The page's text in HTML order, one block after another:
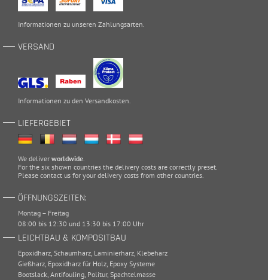
Informationen zu unseren Zahlungsarten.
VERSAND
Informationen zu den Versandkosten.
LIEFERGEBIET
We deliver worldwide.
For the six shown countries the delivery costs are correctly preset.
Please contact us for your delivery costs from other countries.
ÖFFNUNGSZEITEN:
Montag – Freitag
08:00 bis 12:30 und 13:30 bis 17:00 Uhr
LEICHTBAU & KOMPOSITBAU
Epoxidharz, Schaumharz, Laminierharz, Klebeharz
Gießharz, Epoxidharz für Holz, Epoxy Systeme
Bootslack, Antifouling, Politur, Spachtelmasse